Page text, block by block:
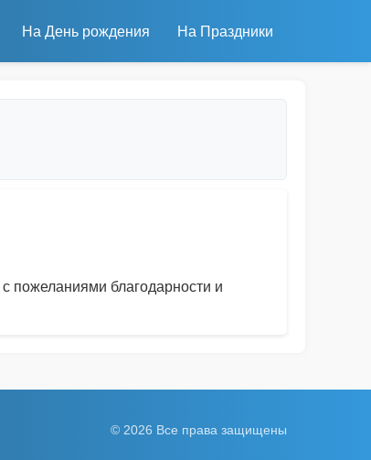
На День рождения На Праздники
с пожеланиями благодарности и
© 2026 Все права защищены